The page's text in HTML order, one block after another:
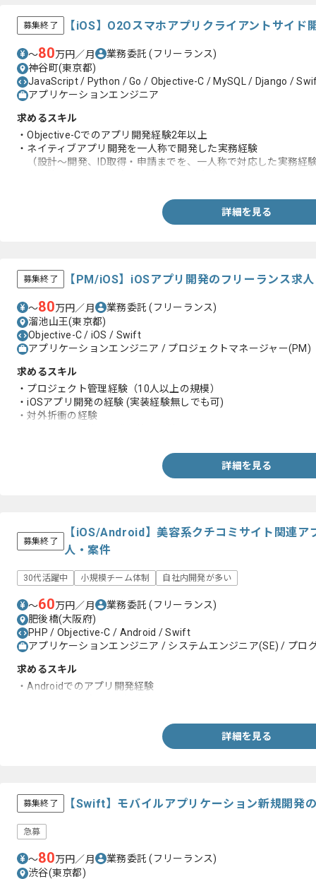
募集終了 【iOS】O2Oスマホアプリクライアントサイ
〜80万円／月 業務委託(フリーランス)
神谷町(東京都)
JavaScript / Python / Go / Objective-C / MySQL / Django /
アプリケーションエンジニア
求めるスキル
・Objective-Cでのアプリ開発経験2年以上
・ネイティブアプリ開発を一人称で開発した実務経験
（設計～開発、ID取得・申請までを、一人称で対応した実務経
詳細を見る
募集終了 【PM/iOS】iOSアプリ開発のフリーランス求
〜80万円／月 業務委託(フリーランス)
溜池山王(東京都)
Objective-C / iOS / Swift
アプリケーションエンジニア / プロジェクトマネージャー(PM)
求めるスキル
・プロジェクト管理経験（10人以上の規模）
・iOSアプリ開発の経験 (実装経験無しでも可)
・対外折衝の経験
詳細を見る
募集終了
【iOS/Android】美容系クチコミサイト関連ア
人・案件
30代活躍中 小規模チーム体制 自社内開発が多い
〜60万円／月 業務委託(フリーランス)
肥後橋(大阪府)
PHP / Objective-C / Android / Swift
アプリケーションエンジニア / システムエンジニア(SE) / プロ
求めるスキル
・Androidでのアプリ開発経験
詳細を見る
募集終了 【Swift】モバイルアプリケーション新規開発
急募
〜80万円／月 業務委託(フリーランス)
渋谷(東京都)